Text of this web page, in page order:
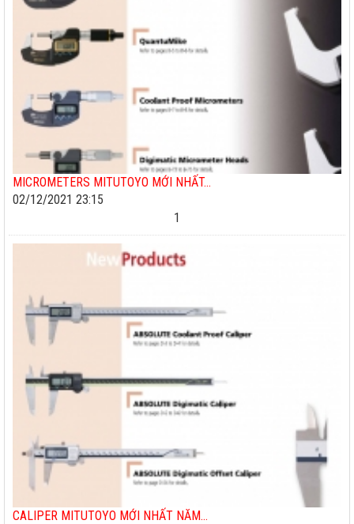
MICROMETERS MITUTOYO MỚI NHẤT...
02/12/2021 23:15
1
CALIPER MITUTOYO MỚI NHẤT NĂM...